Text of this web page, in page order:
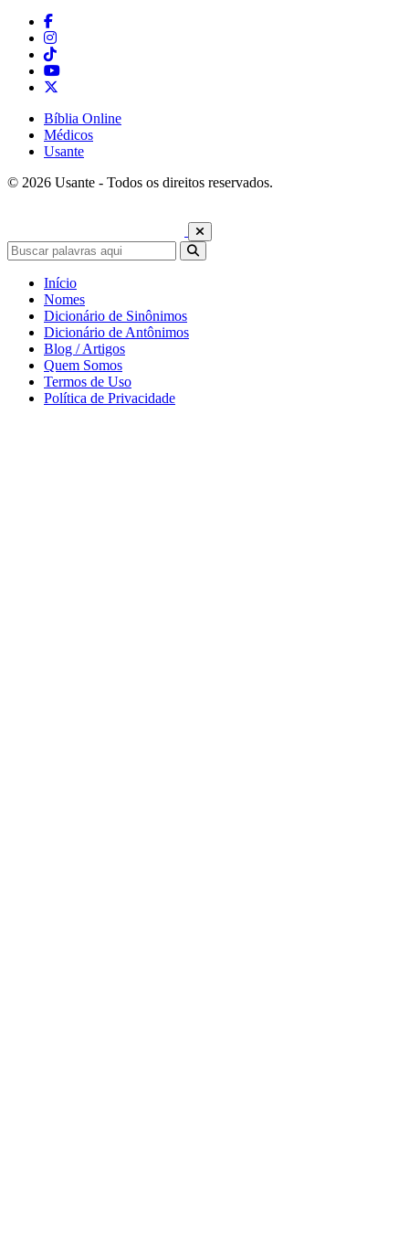
Bíblia Online
Médicos
Usante
© 2026 Usante - Todos os direitos reservados.
Início
Nomes
Dicionário de Sinônimos
Dicionário de Antônimos
Blog / Artigos
Quem Somos
Termos de Uso
Política de Privacidade